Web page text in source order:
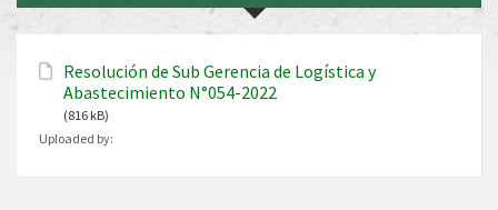
Resolución de Sub Gerencia de Logística y
Abastecimiento N°054-2022
(816 kB)
Uploaded by: